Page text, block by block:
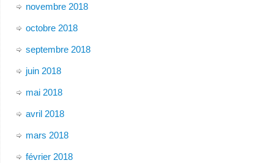
novembre 2018
octobre 2018
septembre 2018
juin 2018
mai 2018
avril 2018
mars 2018
février 2018